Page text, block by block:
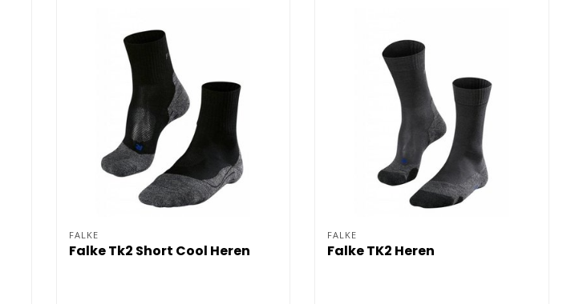
FALKE
Falke Tk2 Short Cool Heren
FALKE
Falke TK2 Heren